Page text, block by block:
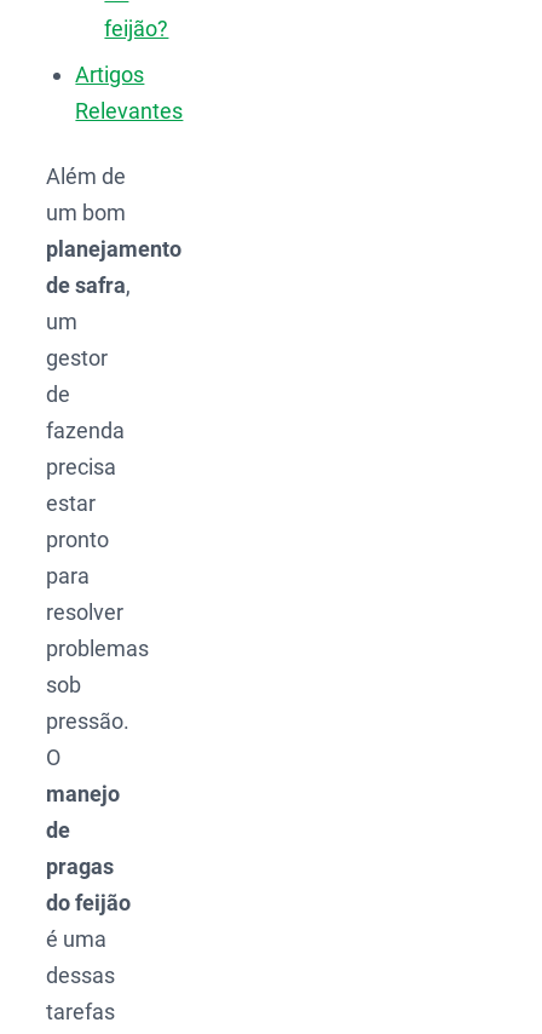
feijão?
Artigos
Relevantes
Além de
um bom
planejamento
de safra,
um
gestor
de
fazenda
precisa
estar
pronto
para
resolver
problemas
sob
pressão.
O
manejo
de
pragas
do feijão
é uma
dessas
tarefas